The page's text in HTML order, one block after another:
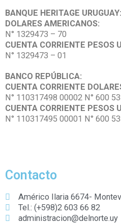
BANQUE HERITAGE URUGUAY:
DOLARES AMERICANOS:
N° 1329473 – 70
CUENTA CORRIENTE PESOS
N° 1329473 – 01
BANCO REPÚBLICA:
CUENTA CORRIENTE
N° 110317498 00002 N° 600
CUENTA CORRIENTE PESOS
N° 110317495 00001 N° 600
Contacto
Américo Ilaria 6674-
Tel.: (+598)2 603 66 82
administracion@delnorte.uy